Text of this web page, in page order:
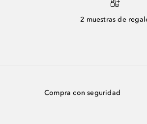
2 muestras de
Compra con seguridad